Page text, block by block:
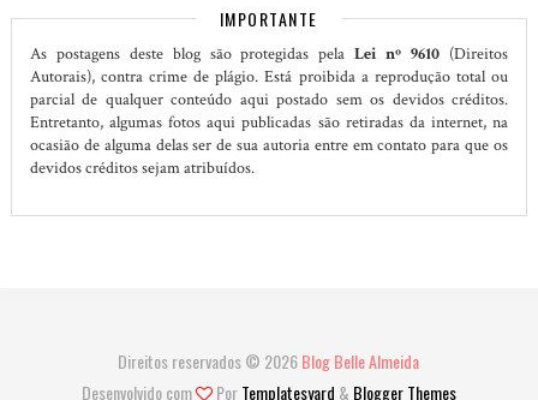
IMPORTANTE
As postagens deste blog são protegidas pelaLei nº 9610 (Direitos
Autorais), contra crime de plágio. Está proibida a reprodução total ou
parcial de qualquer conteúdo aqui postado sem os devidos créditos.
Entretanto, algumas fotos aqui publicadas são retiradas da internet, na
ocasião de alguma delas ser de sua autoria entre em contato para que os
devidos créditos sejam atribuídos.
Direitos reservados © 2026Blog Belle Almeida
Desenvolvido com
PorTemplatesyard & Blogger Themes